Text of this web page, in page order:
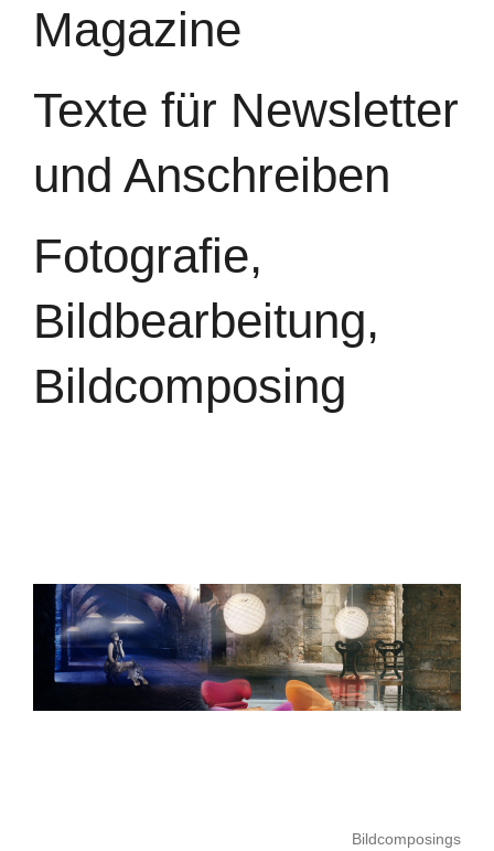
Magazine
Texte für Newsletter
und Anschreiben
Fotografie,
Bildbearbeitung,
Bildcomposing
Bildcomposings